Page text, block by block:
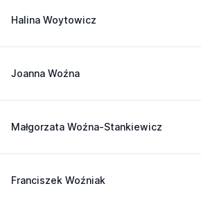
Halina Woytowicz
Joanna Woźna
Małgorzata Woźna-Stankiewicz
Franciszek Woźniak